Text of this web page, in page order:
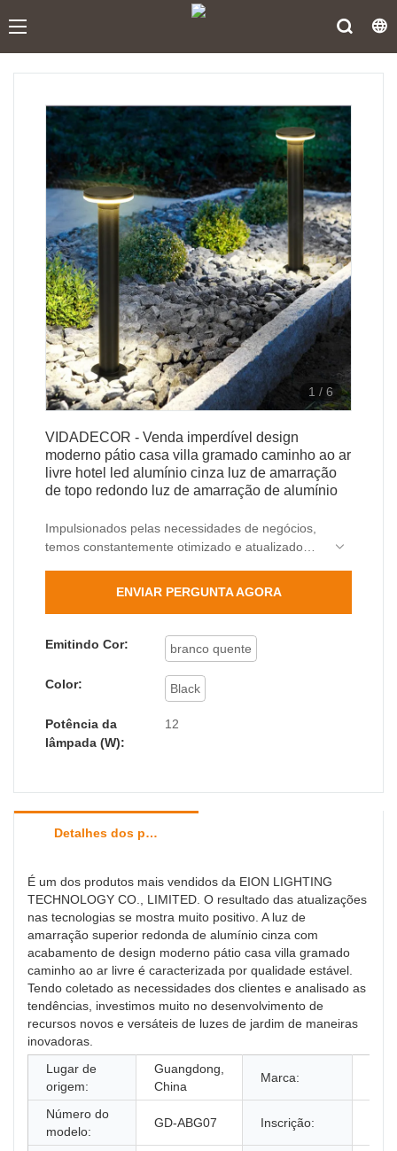
1 / 6
VIDADECOR - Venda imperdível design
moderno pátio casa villa gramado caminho ao ar
livre hotel led alumínio cinza luz de amarração
de topo redondo luz de amarração de alumínio
Impulsionados pelas necessidades de negócios,
temos constantemente otimizado e atualizado
contribuem para nosso processo de fabricação
ENVIAR PERGUNTA AGORA
Emitindo Cor: branco quente
Color: Black
Potência da
lâmpada (W):
12
Detalhes dos produtos
É um dos produtos mais vendidos da EION LIGHTING
TECHNOLOGY CO., LIMITED. O resultado das atualizações
nas tecnologias se mostra muito positivo. A luz de
amarração superior redonda de alumínio cinza com
acabamento de design moderno pátio casa villa gramado
caminho ao ar livre é caracterizada por qualidade estável.
Tendo coletado as necessidades dos clientes e analisado as
tendências, investimos muito no desenvolvimento de
recursos novos e versáteis de luzes de jardim de maneiras
inovadoras.
Lugar de
origem:
Guangdong,
China
Marca:
Número do
modelo:
GD-ABG07 Inscrição: